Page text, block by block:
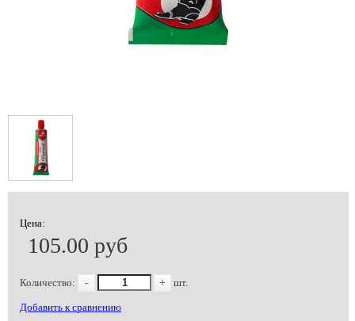
Цена:
105.00 руб
Количество: - + шт.
Добавить к сравнению